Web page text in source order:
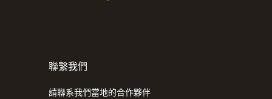
溫度
:0632 3220
聯繫我們
請聯系我們當地的合作夥伴